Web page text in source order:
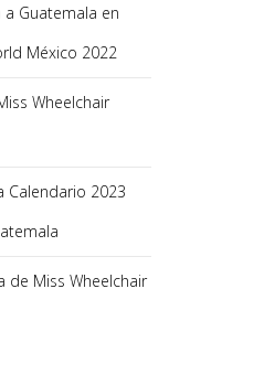
Guatemala en
México 2022
Wheelchair
Calendario 2023
de Miss Wheelchair